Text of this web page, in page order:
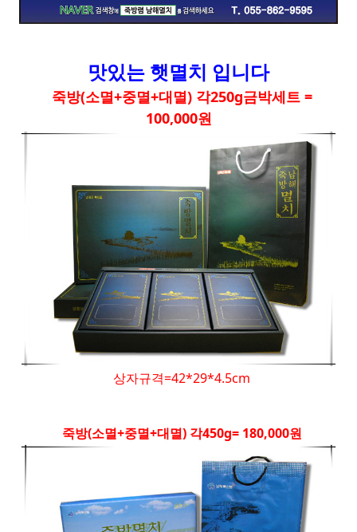
맛있는 햇멸치 입니다
죽방(소멸+중멸+대멸) 각250g금박세트 =
100,000원
상자규격=42*29*4.5cm
죽방(소멸+중멸+대멸) 각450g= 180,000원